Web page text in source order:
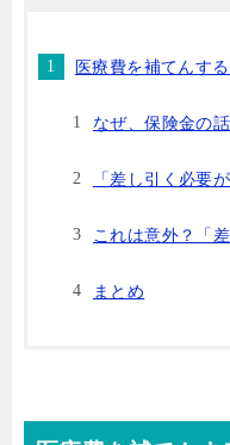
医療費を補てんす
なぜ、保険金の
「差し引く必要
これは意外？「
まとめ